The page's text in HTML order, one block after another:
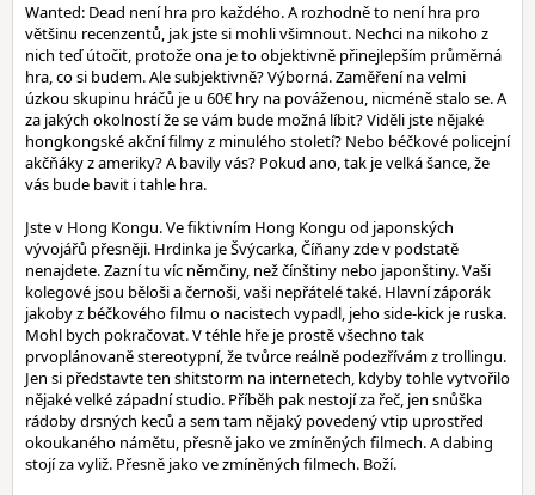
Wanted: Dead není hra pro každého. A rozhodně to není hra pro
většinu recenzentů, jak jste si mohli všimnout. Nechci na nikoho z
nich teď útočit, protože ona je to objektivně přinejlepším průměrná
hra, co si budem. Ale subjektivně? Výborná. Zaměření na velmi
úzkou skupinu hráčů je u 60€ hry na pováženou, nicméně stalo se. A
za jakých okolností že se vám bude možná líbit? Viděli jste nějaké
hongkongské akční filmy z minulého století? Nebo béčkové policejní
akčňáky z ameriky? A bavily vás? Pokud ano, tak je velká šance, že
vás bude bavit i tahle hra.
Jste v Hong Kongu. Ve fiktivním Hong Kongu od japonských
vývojářů přesněji. Hrdinka je Švýcarka, Číňany zde v podstatě
nenajdete. Zazní tu víc němčiny, než čínštiny nebo japonštiny. Vaši
kolegové jsou běloši a černoši, vaši nepřátelé také. Hlavní záporák
jakoby z béčkového filmu o nacistech vypadl, jeho side-kick je ruska.
Mohl bych pokračovat. V téhle hře je prostě všechno tak
prvoplánovaně stereotypní, že tvůrce reálně podezřívám z trollingu.
Jen si představte ten shitstorm na internetech, kdyby tohle vytvořilo
nějaké velké západní studio. Příběh pak nestojí za řeč, jen snůška
rádoby drsných keců a sem tam nějaký povedený vtip uprostřed
okoukaného námětu, přesně jako ve zmíněných filmech. A dabing
stojí za vyliž. Přesně jako ve zmíněných filmech. Boží.